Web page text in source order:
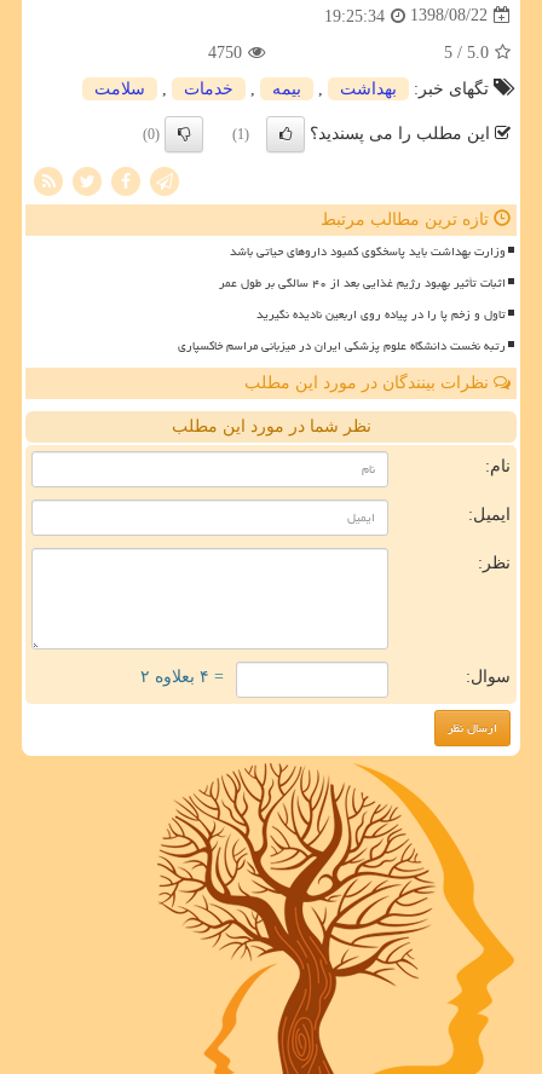
1398/08/22
19:25:34
5.0
/ 5
4750
تگهای خبر:
بهداشت بیمه خدمات سلامت
این مطلب را می پسندید؟ (1)
(0)
تازه ترین مطالب مرتبط
وزارت بهداشت باید پاسخگوی کمبود داروهای حیاتی باشد
اثبات تأثیر بهبود رژیم غذایی بعد از ۴۰ سالگی بر طول عمر
تاول و زخم پا را در پیاده روی اربعین نادیده نگیرید
رتبه نخست دانشگاه علوم پزشکی ایران در میزبانی مراسم خاکسپاری
نظرات بینندگان در مورد این مطلب
نظر شما در مورد این مطلب
نام:
ایمیل:
نظر:
سوال: = ۴ بعلاوه ۲